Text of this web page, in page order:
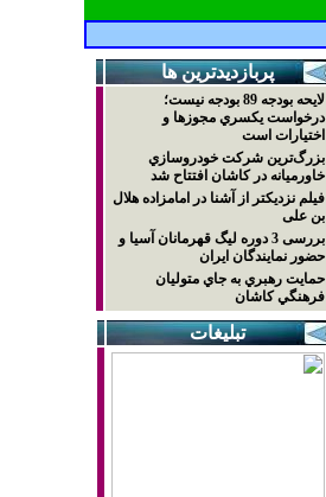
پربازديدترين ها
لايحه بودجه 89 بودجه نيست؛
درخواست يکسري مجوزها و
اختيارات است
بزرگ‌ترين شركت خودروسازي
خاورميانه در كاشان افتتاح شد
فیلم نزدیکتر از آشنا در امامزاده هلال
بن علی
بررسی 3 دوره لیگ قهرمانان آسیا و
حضور نمایندگان ایران
حمايت رهبري به جاي متوليان
فرهنگي كاشان
تبلیغات